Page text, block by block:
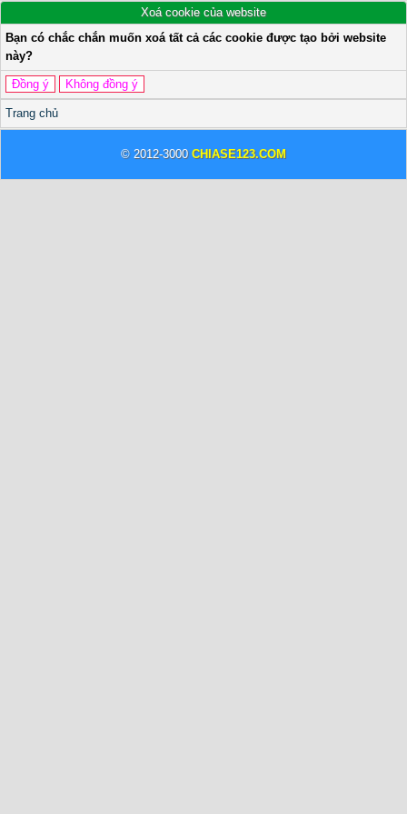
Xoá cookie của website
Bạn có chắc chắn muốn xoá tất cả các cookie được tạo bởi website
này?
Trang chủ
© 2012-3000 CHIASE123.COM